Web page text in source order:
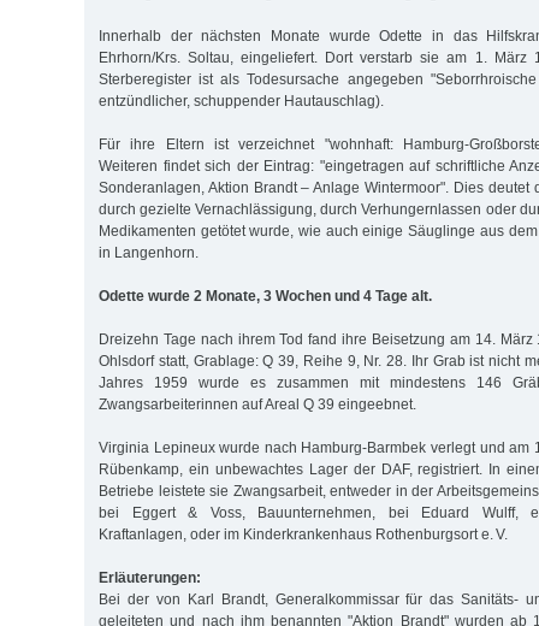
Innerhalb der nächsten Monate wurde Odette in das
Ehrhorn/Krs. Soltau, eingeliefert. Dort verstarb sie am 1. März
Sterberegister ist als Todesursache angegeben
entzündlicher, schuppender Hautauschlag).
Für ihre Eltern ist verzeichnet "wohnhaft: Hamburg-
Weiteren findet sich der Eintrag: "eingetragen auf schriftliche
Sonderanlagen, Aktion Brandt – Anlage Wintermoor". Dies deutet
durch gezielte Vernachlässigung, durch Verhungernlassen oder
Medikamenten getötet wurde, wie auch einige Säuglinge aus
in Langenhorn.
Odette wurde 2 Monate, 3 Wochen und 4 Tage alt.
Dreizehn Tage nach ihrem Tod fand ihre Beisetzung am 14.
Ohlsdorf statt, Grablage: Q 39, Reihe 9, Nr. 28. Ihr Grab ist nicht
Jahres 1959 wurde es zusammen mit mindestens 146
Zwangsarbeiterinnen auf Areal Q 39 eingeebnet.
Virginia Lepineux wurde nach Hamburg-Barmbek verlegt und am
Rübenkamp, ein unbewachtes Lager der DAF, registriert. In
Betriebe leistete sie Zwangsarbeit, entweder in der
bei Eggert & Voss, Bauunternehmen, bei Eduard Wulff,
Kraftanlagen, oder im Kinderkrankenhaus Rothenburgsort e. V.
Erläuterungen:
Bei der von Karl Brandt, Generalkommissar für das Sanitäts-
geleiteten und nach ihm benannten "Aktion Brandt" wurden ab